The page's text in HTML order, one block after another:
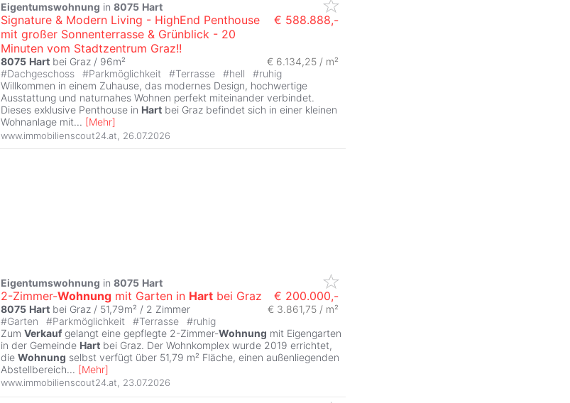
Eigentumswohnung in 8075 Hart
Signature & Modern Living - HighEnd Penthouse
mit großer Sonnenterrasse & Grünblick - 20
Minuten vom Stadtzentrum Graz!!
€ 588.888,-
8075 Hart bei Graz / 96m²
€ 6.134,25 / m²
#Dachgeschoss #Parkmöglichkeit #Terrasse #hell #ruhig
Willkommen in einem Zuhause, das modernes Design, hochwertige
Ausstattung und naturnahes Wohnen perfekt miteinander verbindet.
Dieses exklusive Penthouse in Hart bei Graz befindet sich in einer kleinen
Wohnanlage mit... [Mehr]
www.immobilienscout24.at 26.07.2026
Eigentumswohnung in 8075 Hart
2-Zimmer-Wohnung mit Garten in Hart bei Graz € 200.000,-
8075 Hart bei Graz / 51,79m² / 2 Zimmer
€ 3.861,75 / m²
#Garten #Parkmöglichkeit #Terrasse #ruhig
Zum Verkauf gelangt eine gepflegte 2-Zimmer-Wohnung mit Eigengarten
in der Gemeinde Hart bei Graz. Der Wohnkomplex wurde 2019 errichtet,
die Wohnung selbst verfügt über 51,79 m² Fläche, einen außenliegenden
Abstellbereich... [Mehr]
www.immobilienscout24.at, 23.07.2026